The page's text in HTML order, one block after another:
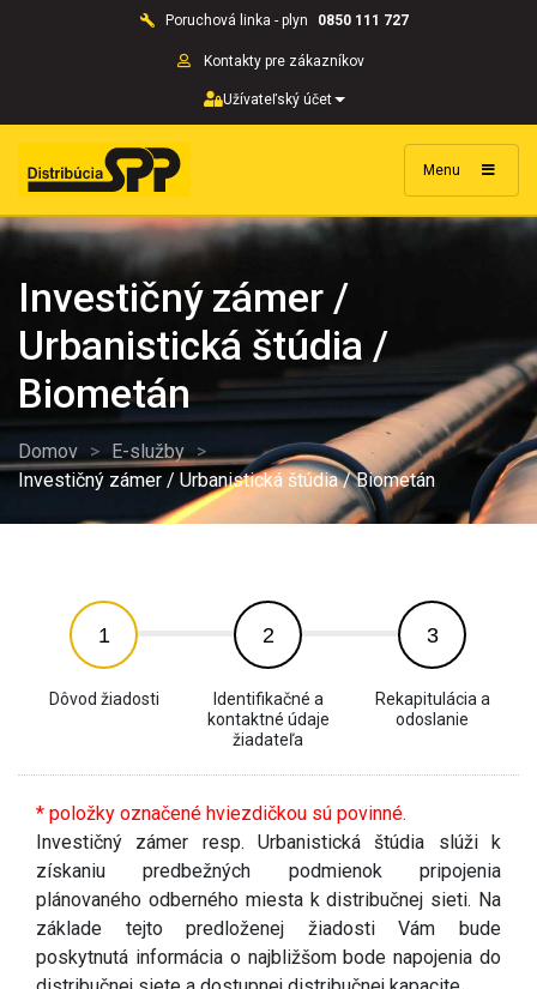
Poruchová linka - plyn 0850 111 727
Kontakty pre zákazníkov
Užívateľský účet
Menu
Investičný zámer /
Urbanistická štúdia /
Biometán
Domov > E-služby >
Investičný zámer / Urbanistická štúdia / Biometán
1
Dôvod žiadosti
2
Identifikačné a
kontaktné údaje
žiadateľa
3
Rekapitulácia a
odoslanie
* položky označené hviezdičkou sú povinné.
Investičný zámer resp. Urbanistická štúdia slúži k
získaniu predbežných podmienok pripojenia
plánovaného odberného miesta k distribučnej sieti. Na
základe tejto predloženej žiadosti Vám bude
poskytnutá informácia o najbližšom bode napojenia do